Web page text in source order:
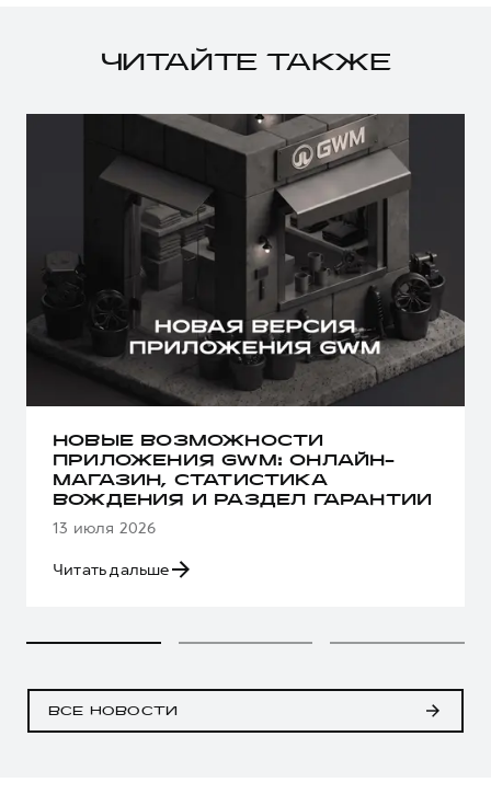
ЧИТАЙТЕ ТАКЖЕ
НОВЫЕ ВОЗМОЖНОСТИ
ПРИЛОЖЕНИЯ GWM: ОНЛАЙН-
МАГАЗИН, СТАТИСТИКА
ВОЖДЕНИЯ И РАЗДЕЛ ГАРАНТИИ
13 июля 2026
Читать дальше
ВСЕ НОВОСТИ